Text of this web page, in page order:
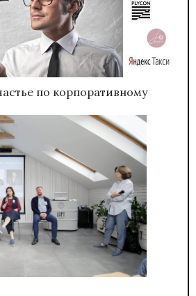
по корпоративному